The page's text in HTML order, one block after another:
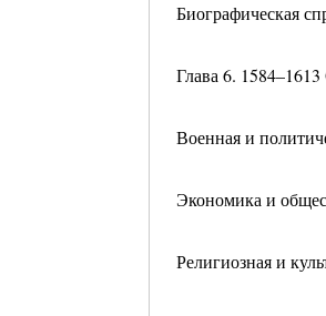
Биографическая
Глава 6.
Военная и
Экономика и
Религиозная и